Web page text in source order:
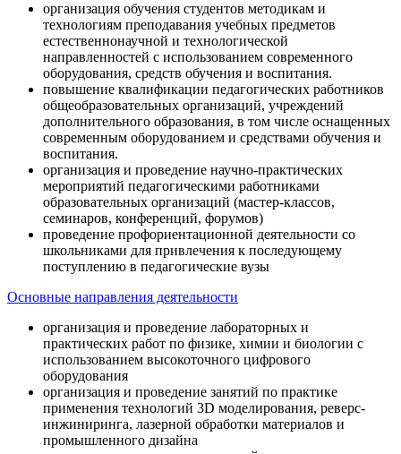
организация обучения студентов методикам и
технологиям преподавания учебных предметов
естественнонаучной и технологической
направленностей с использованием современного
оборудования, средств обучения и воспитания.
повышение квалификации педагогических работников
общеобразовательных организаций, учреждений
дополнительного образования, в том числе оснащенных
современным оборудованием и средствами обучения и
воспитания.
организация и проведение научно-практических
мероприятий педагогическими работниками
образовательных организаций (мастер-классов,
семинаров, конференций, форумов)
проведение профориентационной деятельности со
школьниками для привлечения к последующему
поступлению в педагогические вузы
Основные направления деятельности
организация и проведение лабораторных и
практических работ по физике, химии и биологии с
использованием высокоточного цифрового
оборудования
организация и проведение занятий по практике
применения технологий 3D моделирования, реверс-
инжиниринга, лазерной обработки материалов и
промышленного дизайна